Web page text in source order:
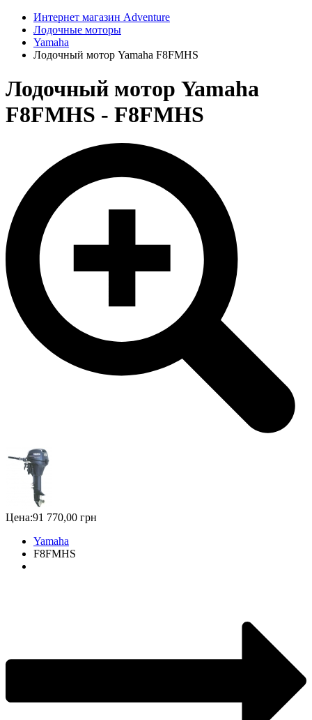
Интернет магазин Adventure
Лодочные моторы
Yamaha
Лодочный мотор Yamaha F8FMHS
Лодочный мотор Yamaha
F8FMHS - F8FMHS
Цена:91 770,00 грн
Yamaha
F8FMHS